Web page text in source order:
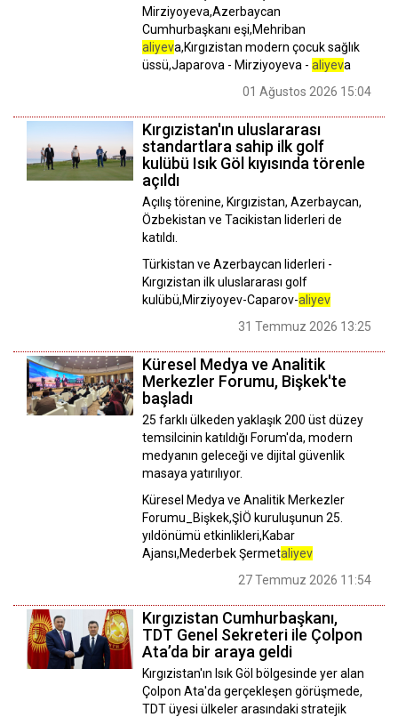
Mirziyoyeva,Azerbaycan
Cumhurbaşkanı eşi,Mehriban
aliyeva,Kırgızistan modern çocuk sağlık
üssü,Japarova - Mirziyoyeva - aliyeva
01 Ağustos 2026 15:04
Kırgızistan'ın uluslararası
standartlara sahip ilk golf
kulübü Isık Göl kıyısında törenle
açıldı
Açılış törenine, Kırgızistan, Azerbaycan,
Özbekistan ve Tacikistan liderleri de
katıldı.
Türkistan ve Azerbaycan liderleri -
Kırgızistan ilk uluslararası golf
kulübü,Mirziyoyev-Caparov-aliyev
31 Temmuz 2026 13:25
Küresel Medya ve Analitik
Merkezler Forumu, Bişkek'te
başladı
25 farklı ülkeden yaklaşık 200 üst düzey
temsilcinin katıldığı Forum'da, modern
medyanın geleceği ve dijital güvenlik
masaya yatırılıyor.
Küresel Medya ve Analitik Merkezler
Forumu_Bişkek,ŞİÖ kuruluşunun 25.
yıldönümü etkinlikleri,Kabar
Ajansı,Mederbek Şermetaliyev
27 Temmuz 2026 11:54
Kırgızistan Cumhurbaşkanı,
TDT Genel Sekreteri ile Çolpon
Ata’da bir araya geldi
Kırgızistan'ın Isık Göl bölgesinde yer alan
Çolpon Ata'da gerçekleşen görüşmede,
TDT üyesi ülkeler arasındaki stratejik